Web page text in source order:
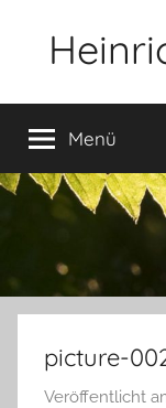
Glauben,
Umwelt,
Fotografie,
Menü
picture-
Veröffentlicht